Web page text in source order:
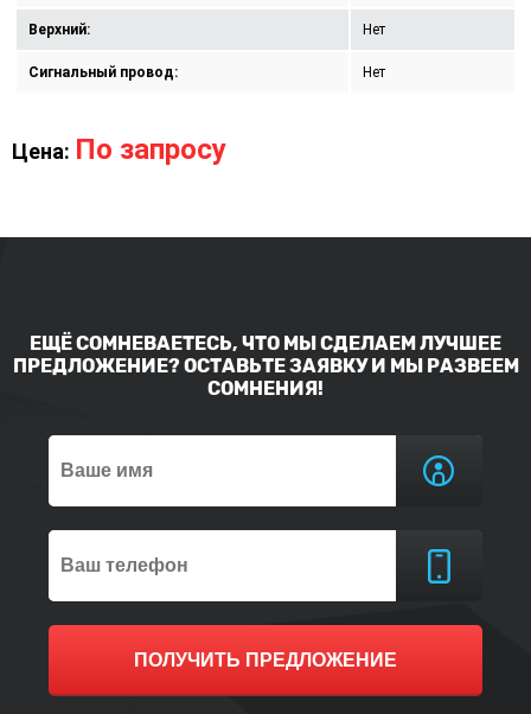
Верхний: Нет
Сигнальный провод: Нет
Цена: По запросу
ЕЩЁ СОМНЕВАЕТЕСЬ, ЧТО МЫ СДЕЛАЕМ ЛУЧШЕЕ
ПРЕДЛОЖЕНИЕ? ОСТАВЬТЕ ЗАЯВКУ И МЫ РАЗВЕЕМ
СОМНЕНИЯ!
ПОЛУЧИТЬ ПРЕДЛОЖЕНИЕ